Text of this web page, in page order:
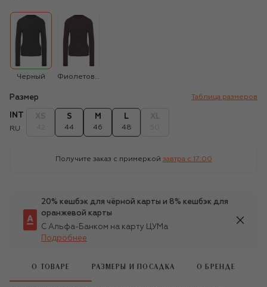
Черный Фиолетовый
Размер Таблица размеров
INT
RU
S
44
M
46
L
48
Получите заказ с примеркой завтра c 17:00
20% кешбэк для чёрной карты и 8% кешбэк для
оранжевой карты
С Альфа-Банком на карту ЦУМа
Подробнее
О ТОВАРЕ РАЗМЕРЫ И ПОСАДКА О БРЕНДЕ